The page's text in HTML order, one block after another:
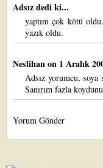
Adsız dedi ki...
yaptım çok kötü
yazık oldu.
Neslihanon 1 Aralık
Adsız yorumcu,
Sanırım fazla
Yorum Gönder